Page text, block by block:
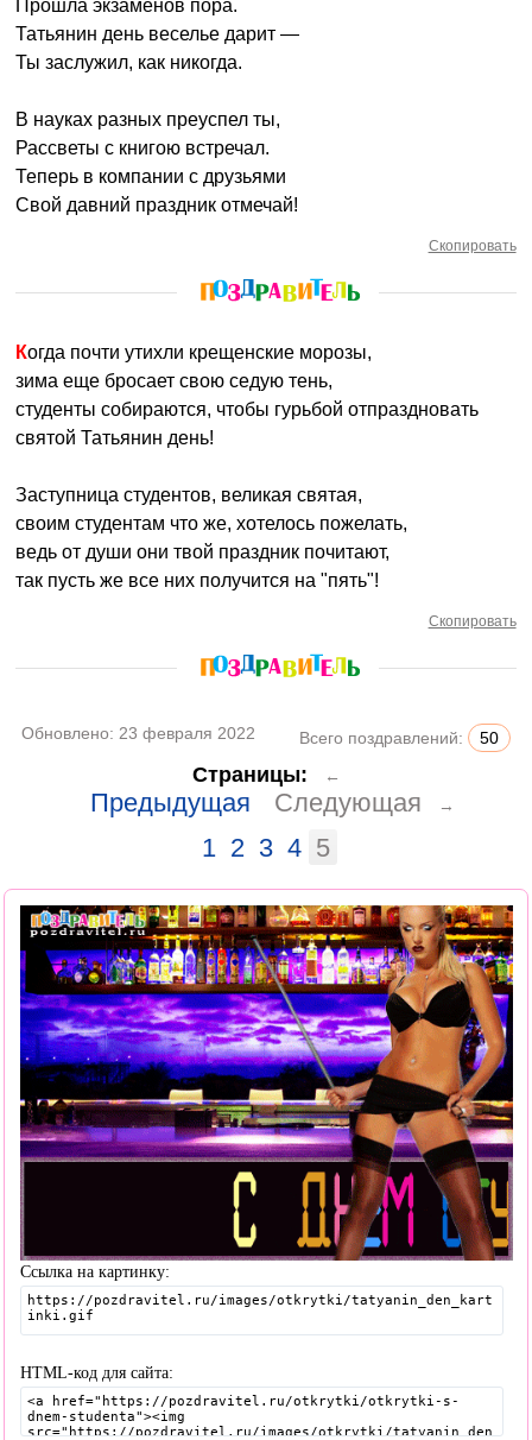
Прошла экзаменов пора.
Татьянин день веселье дарит —
Ты заслужил, как никогда.
В науках разных преуспел ты,
Рассветы с книгою встречал.
Теперь в компании с друзьями
Свой давний праздник отмечай!
Скопировать
Когда почти утихли крещенские морозы,
зима еще бросает свою седую тень,
студенты собираются, чтобы гурьбой отпраздновать
святой Татьянин день!
Заступница студентов, великая святая,
своим студентам что же, хотелось пожелать,
ведь от души они твой праздник почитают,
так пусть же все них получится на "пять"!
Скопировать
Обновлено: 23 февраля 2022 Всего поздравлений: 50
Страницы: ←
Предыдущая Следующая →
1 2 3 4 5
Ссылка на картинку:
HTML-код для сайта: